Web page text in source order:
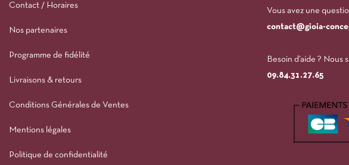
Contact / Horaires
Nos partenaires
Programme de fidélité
Livraisons & retours
Conditions Générales de Ventes
Mentions légales
Politique de confidentialité
Vous avez une
contact@gioia-
Besoin d’aide ? Nous
09.84.31.27.65